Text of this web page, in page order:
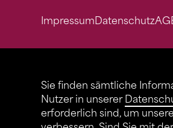
Sie finden sämtliche
Nutzer in unserer
erforderlich sind, um
ImpressumDatenschutz